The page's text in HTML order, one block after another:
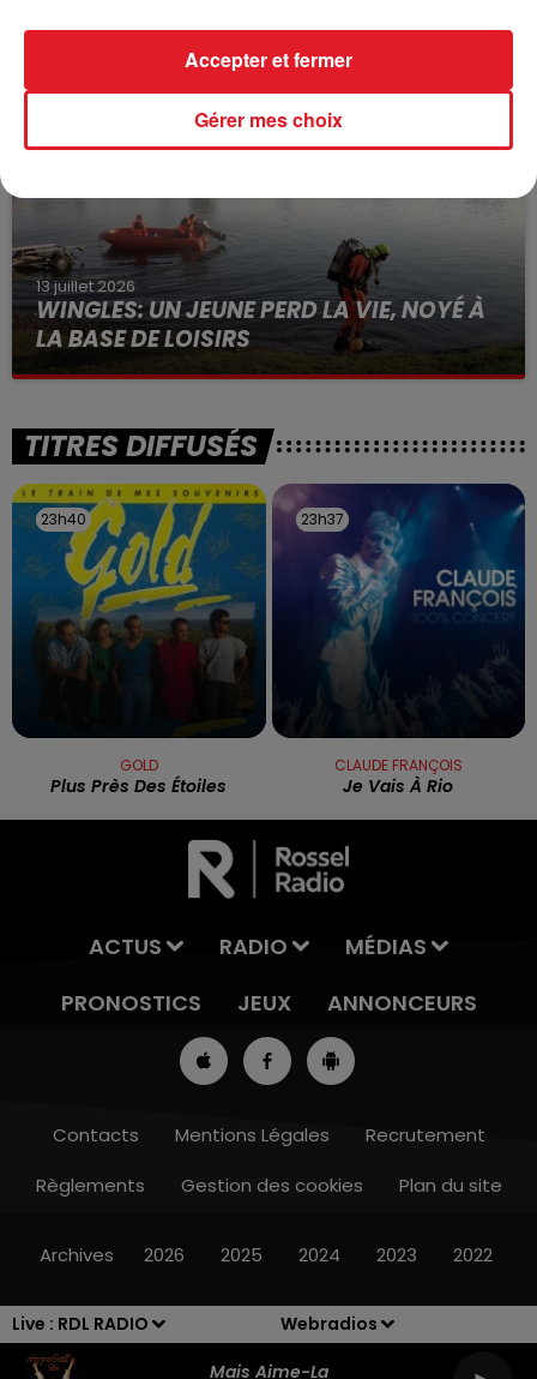
Live : RDL RADIO
Webradios
Mais Aime-La
13h00 - 16h00
VOLONTAIRE EN COURS, APRÈS LA...
Selon les premiers éléments, le logement servait
à des prostituées
13 juillet 2026
WINGLES: UN JEUNE PERD LA VIE, NOYÉ À
LA BASE DE LOISIRS
La victime a coulé à pic
TITRES DIFFUSÉS
23h40
23h40
GOLD
Plus Près Des Étoiles
23h37
23h37
CLAUDE FRANÇOIS
Je Vais À Rio
ACTUS RADIO
MÉDIAS
PRONOSTICS
JEUX ANNONCEURS
Contacts Mentions Légales
Recrutement
Règlements
Gestion des cookies Plan du site
Archives 2026 2025 2024 2023 2022
Gérer mes choix
Accepter et fermer